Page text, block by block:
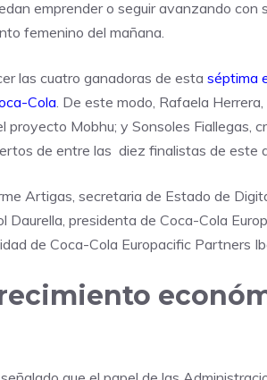
emprender o seguir avanzando con
femenino del mañana.
las cuatro ganadoras de esta séptima
Cola. De este modo, Rafaela
proyecto Mobhu; y Sonsoles Fiallegas,
de entre las diez finalistas de este
Artigas, secretaria de Estado de
presidenta de Coca-Cola
de Coca-Cola Europacific Partners